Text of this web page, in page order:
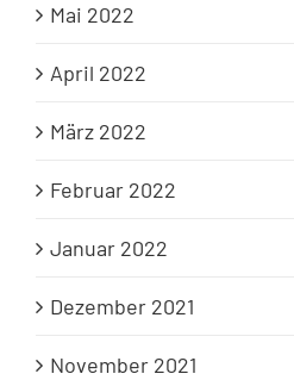
Mai 2022
April 2022
März 2022
Februar 2022
Januar 2022
Dezember 2021
November 2021